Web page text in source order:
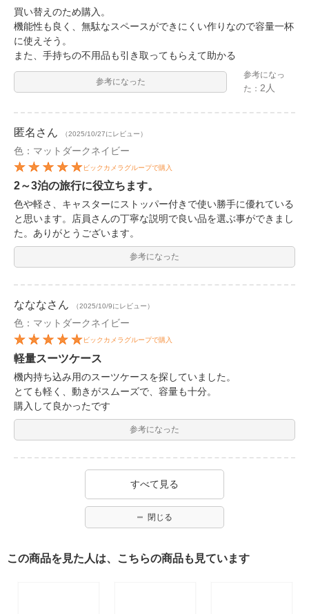
買い替えのため購入。
機能性も良く、無駄なスペースができにくい作りなので容量一杯
に使えそう。
また、手持ちの不用品も引き取ってもらえて助かる
参考になった
参考になっ
た：2人
匿名 さん （2025/10/27にレビュー）
色：マットダークネイビー
ビックカメラグループで購入
2～3泊の旅行に役立ちます。
色や軽さ、キャスターにストッパー付きで使い勝手に優れている
と思います。店員さんの丁寧な説明で良い品を選ぶ事ができまし
た。ありがとうございます。
参考になった
なななさん （2025/10/9にレビュー）
色：マットダークネイビー
ビックカメラグループで購入
軽量スーツケース
機内持ち込み用のスーツケースを探していました。
とても軽く、動きがスムーズで、容量も十分。
購入して良かったです
参考になった
すべて見る
閉じる
この商品を見た人は、こちらの商品も見ています